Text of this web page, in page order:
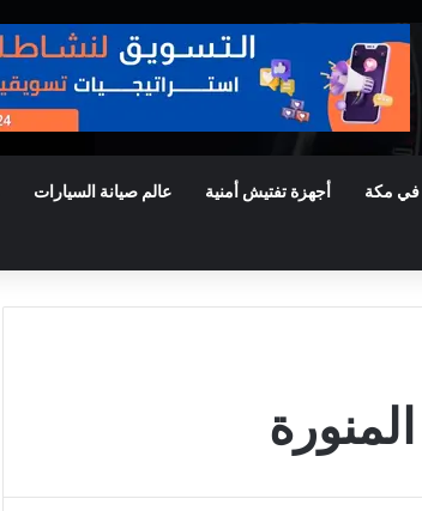
مكة أجهزة تفتيش أمنية عالم صيانة السيارات